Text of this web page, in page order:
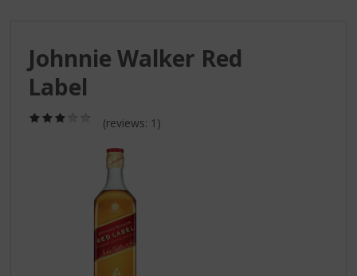
Johnnie Walker Red
Label
/
(reviews: 1)